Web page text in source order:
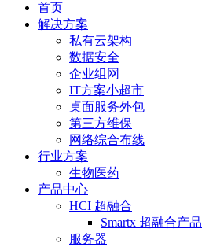
首页
解决方案
私有云架构
数据安全
企业组网
IT方案小超市
桌面服务外包
第三方维保
网络综合布线
行业方案
生物医药
产品中心
HCI 超融合
Smartx 超融合产品
服务器